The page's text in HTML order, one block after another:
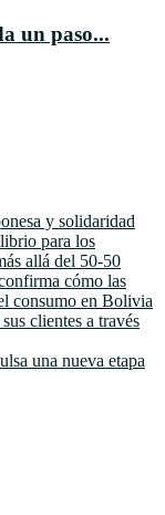
un paso...
y solidaridad
para los
allá del 50-50
cómo las
consumo en Bolivia
clientes a través
una nueva etapa